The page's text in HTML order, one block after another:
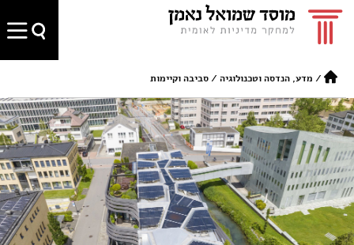
/ מדע, הנדסה וטכנולוגיה /סביבה וקיימות